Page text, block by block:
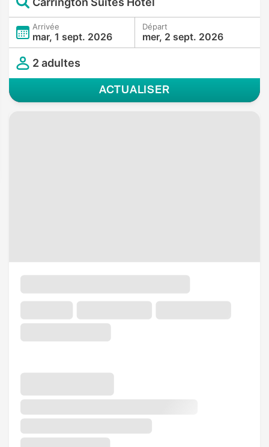
Arrivée
mar, 1 sept. 2026
Départ
mer, 2 sept. 2026
2 adultes
ACTUALISER